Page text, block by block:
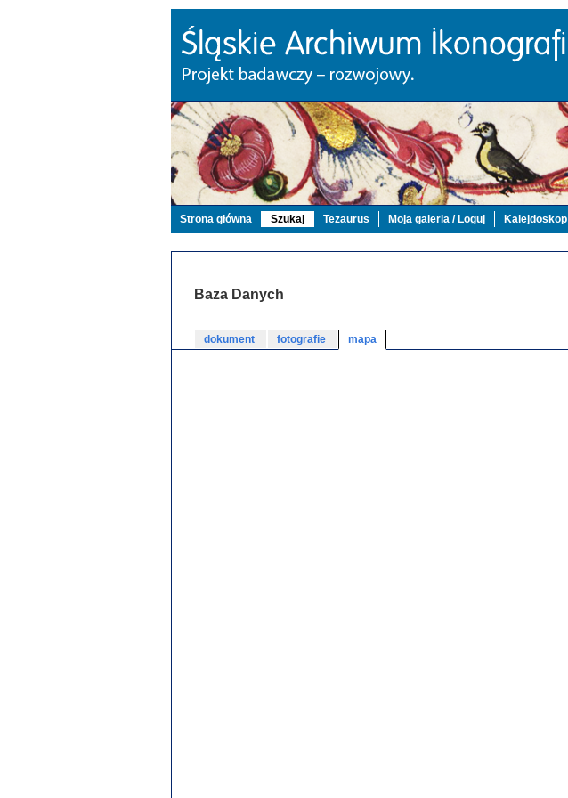
Strona główna Szukaj Tezaurus Moja galeria / Loguj Kalejdoskop
Baza Danych
dokument fotografie mapa